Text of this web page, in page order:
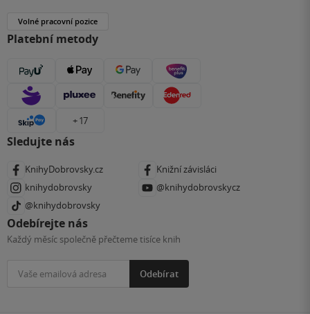
Volné pracovní pozice
Platební metody
+ 17
Sledujte nás
KnihyDobrovsky.cz
Knižní závisláci
knihydobrovsky
@knihydobrovskycz
@knihydobrovsky
Odebírejte nás
Každý měsíc společně přečteme tisíce knih
Odebírat